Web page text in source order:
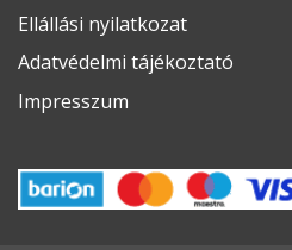
Ellállási nyilatkozat
Adatvédelmi tájékoztató
Impresszum